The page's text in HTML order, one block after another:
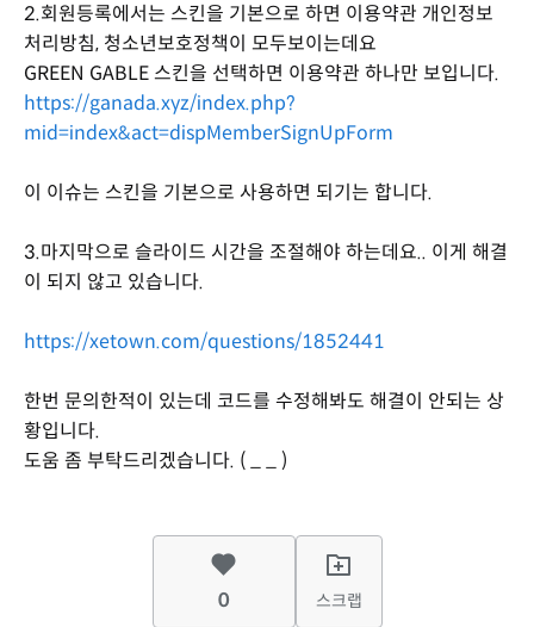
2.회원등록에서는 스킨을 기본으로 하면 이용약관 개인정보
처리방침, 청소년보호정책이 모두보이는데요
GREEN GABLE 스킨을 선택하면 이용약관 하나만 보입니다.
https://ganada.xyz/index.php?
mid=index&act=dispMemberSignUpForm
이 이슈는 스킨을 기본으로 사용하면 되기는 합니다.
3.마지막으로 슬라이드 시간을 조절해야 하는데요.. 이게 해결
이 되지 않고 있습니다.
https://xetown.com/questions/1852441
한번 문의한적이 있는데 코드를 수정해봐도 해결이 안되는 상
황입니다.
도움 좀 부탁드리겠습니다. ( _ _ )
0 스크랩